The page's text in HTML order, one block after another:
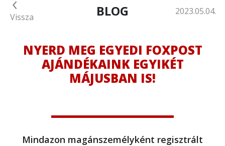
Vissza BLOG 2023.05.04.
NYERD MEG EGYEDI FOXPOST
AJÁNDÉKAINK EGYIKÉT
MÁJUSBAN IS!
Mindazon magánszemélyként regisztrált